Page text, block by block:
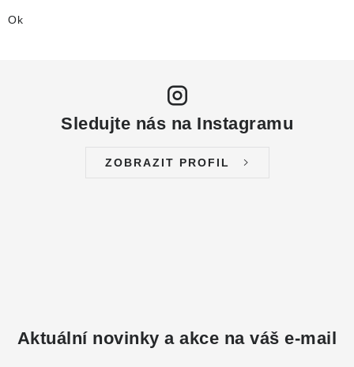
Ok
Sledujte nás na Instagramu
ZOBRAZIT PROFIL
Aktuální novinky a akce na váš e-mail